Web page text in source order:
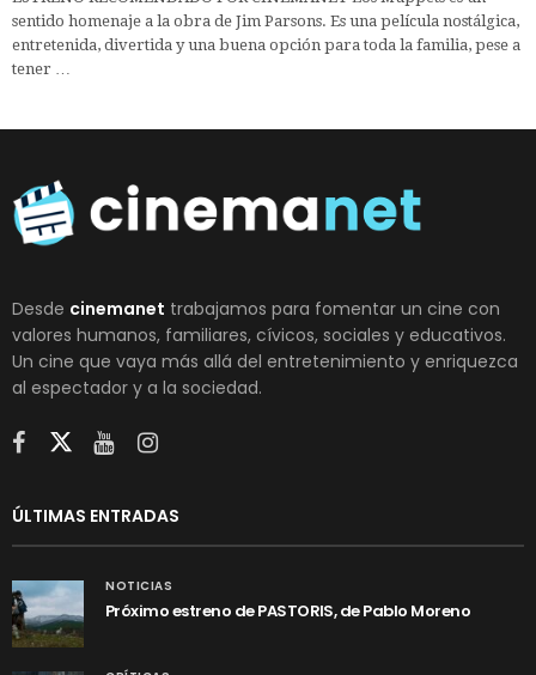
sentido homenaje a la obra de Jim Parsons. Es una película nostálgica,
entretenida, divertida y una buena opción para toda la familia, pese a
tener …
Desde cinemanet trabajamos para fomentar un cine con
valores humanos, familiares, cívicos, sociales y educativos.
Un cine que vaya más allá del entretenimiento y enriquezca
al espectador y a la sociedad.
ÚLTIMAS ENTRADAS
NOTICIAS
Próximo estreno de PASTORIS, de Pablo Moreno